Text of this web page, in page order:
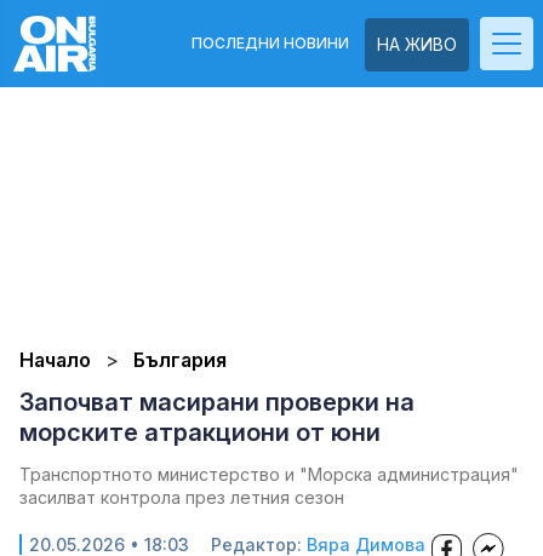
НА ЖИВО
ПОСЛЕДНИ НОВИНИ
Начало България
Започват масирани проверки на
морските атракциони от юни
Транспортното министерство и "Морска администрация"
засилват контрола през летния сезон
20.05.2026 • 18:03 Редактор: Вяра Димова